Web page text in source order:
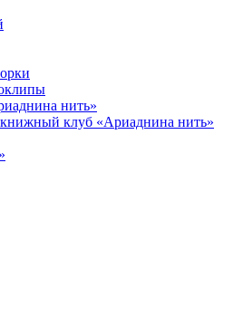
нить»
клуб «Ариаднина нить»